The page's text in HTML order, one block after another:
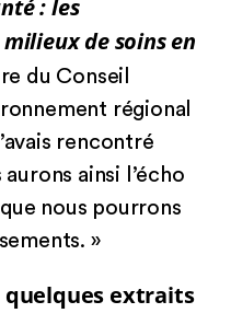
: les
de soins en
du Conseil
régional
rencontré
ainsi l’écho
nous pourrons
»
quelques extraits